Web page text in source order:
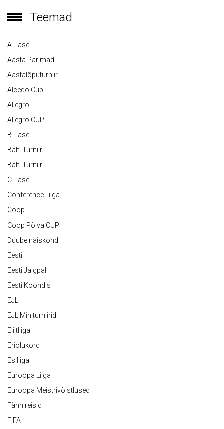
Teemad
A-Tase
Aasta Parimad
Aastalõputurniir
Alcedo Cup
Allegro
Allegro CUP
B-Tase
Balti Turniir
Balti Turniir
C-Tase
Conference Liiga
Coop
Coop Põlva CUP
Duubelnaiskond
Eesti
Eesti Jalgpall
Eesti Koondis
EJL
EJL Miniturniirid
Eliitliiga
Eriolukord
Esiliiga
Euroopa Liiga
Euroopa Meistrivõistlused
Fännireisid
FIFA